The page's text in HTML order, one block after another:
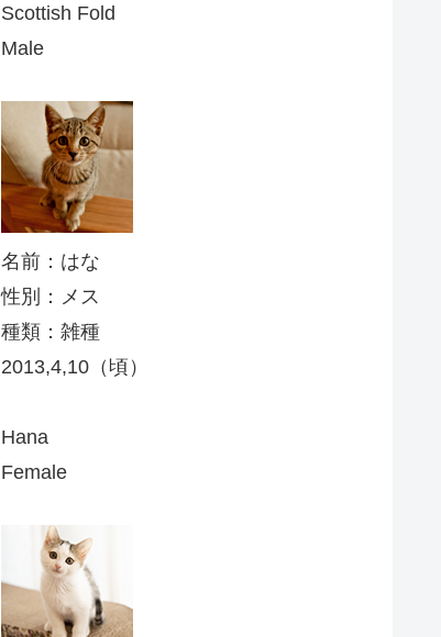
Scottish Fold
Male
名前：はな
性別：メス
種類：雑種
2013,4,10（頃）
Hana
Female